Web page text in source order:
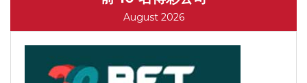
August 2026